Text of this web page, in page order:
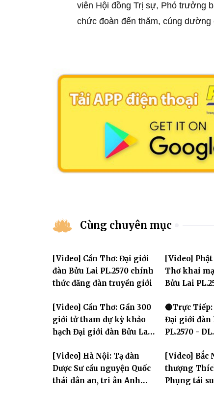
viên Hội đồng Trị sự, Phó trưởng
chức đoàn đến thăm, cúng
Cùng chuyên mục
[Video] Cần Thơ: Đại giới
đàn Bửu Lai PL.2570 chính
thức đăng đàn truyền giới
[Video] Phật
Thơ khai
Bửu Lai
[Video] Cần Thơ: Gần 300
giới tử tham dự kỳ khảo
hạch Đại giới đàn Bửu Lai
🔴Trực
Đại giới đàn
PL.2570 -
chức
[Video] Hà Nội: Tạ đàn
Dược Sư cầu nguyện Quốc
thái dân an, tri ân Anh
[Video] Bắc
thượng
Phụng tái